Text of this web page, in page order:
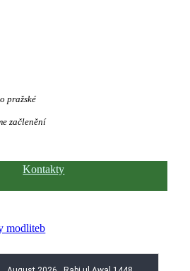
pražské
začlenění
Kontakty
modliteb